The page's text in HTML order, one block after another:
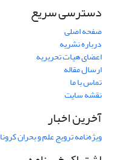
دسترسی سریع
صفحه اصلی
درباره نشریه
اعضای هیات تحریریه
ارسال مقاله
تماس با ما
نقشه سایت
آخرین اخبار
ویژه‌نامه ترویج علم و بحران کرونا